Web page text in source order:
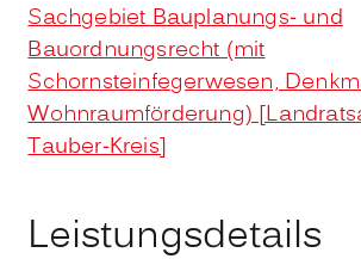
Sachgebiet Bauplanungs- und
Bauordnungsrecht (mit
Schornsteinfegerwesen,
Wohnraumförderung)
Tauber-Kreis]
Leistungsdetails